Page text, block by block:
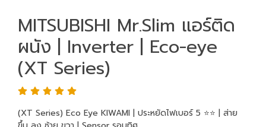
MITSUBISHI Mr.Slim แอร์ติด
ผนัง | Inverter | Eco-eye
(XT Series)
(XT Series) Eco Eye KIWAMI | ประหยัดไฟเบอร์ 5 ⭐️⭐️ | ส่าย